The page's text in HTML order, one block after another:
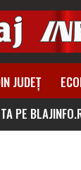
JUDEȚ
PE